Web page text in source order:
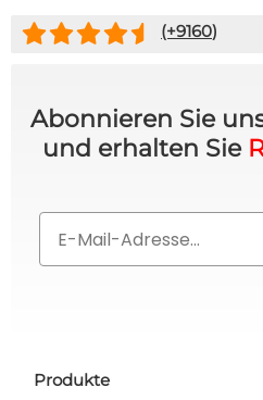
(+9160)
Abonnieren Sie
und erhalten Sie
Produkte
10%
Melden Sie sich für den
Sie auf dem Laufenden